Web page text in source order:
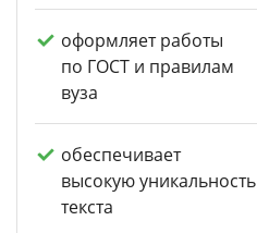
оформляет работы
по ГОСТ и правилам
вуза
обеспечивает
высокую уникальность
текста